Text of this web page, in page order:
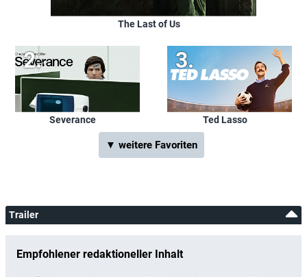
The Last of Us
Severance Ted Lasso
▼ weitere Favoriten
Trailer